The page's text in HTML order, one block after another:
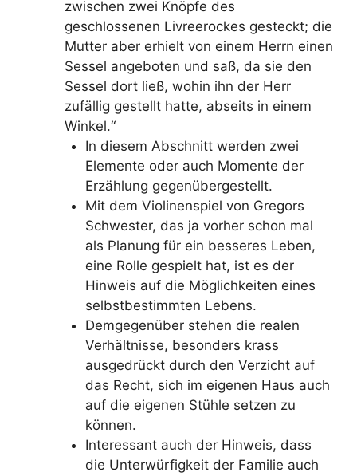
zwischen zwei Knöpfe des
geschlossenen Livreerockes gesteckt; die
Mutter aber erhielt von einem Herrn einen
Sessel angeboten und saß, da sie den
Sessel dort ließ, wohin ihn der Herr
zufällig gestellt hatte, abseits in einem
Winkel.“
In diesem Abschnitt werden zwei
Elemente oder auch Momente der
Erzählung gegenübergestellt.
Mit dem Violinenspiel von Gregors
Schwester, das ja vorher schon mal
als Planung für ein besseres Leben,
eine Rolle gespielt hat, ist es der
Hinweis auf die Möglichkeiten eines
selbstbestimmten Lebens.
Demgegenüber stehen die realen
Verhältnisse, besonders krass
ausgedrückt durch den Verzicht auf
das Recht, sich im eigenen Haus auch
auf die eigenen Stühle setzen zu
können.
Interessant auch der Hinweis, dass
die Unterwürfigkeit der Familie auch